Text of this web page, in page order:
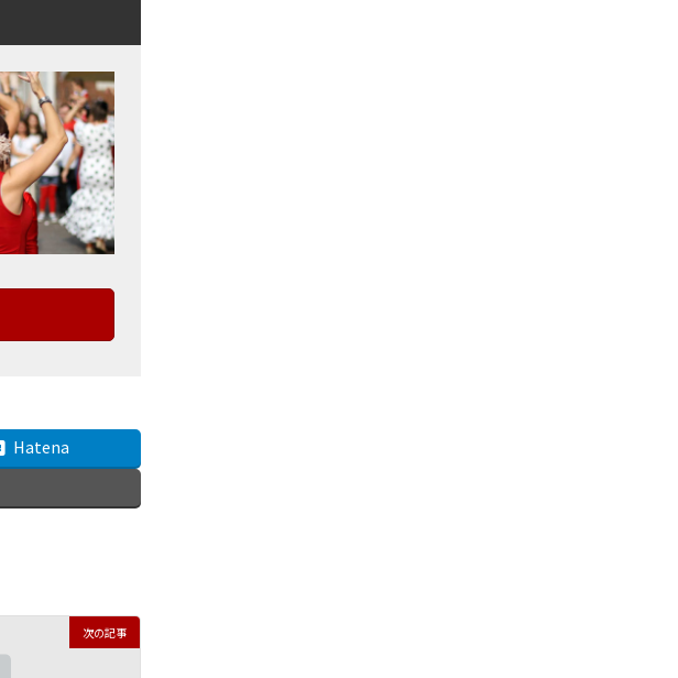
Hatena
次の記事